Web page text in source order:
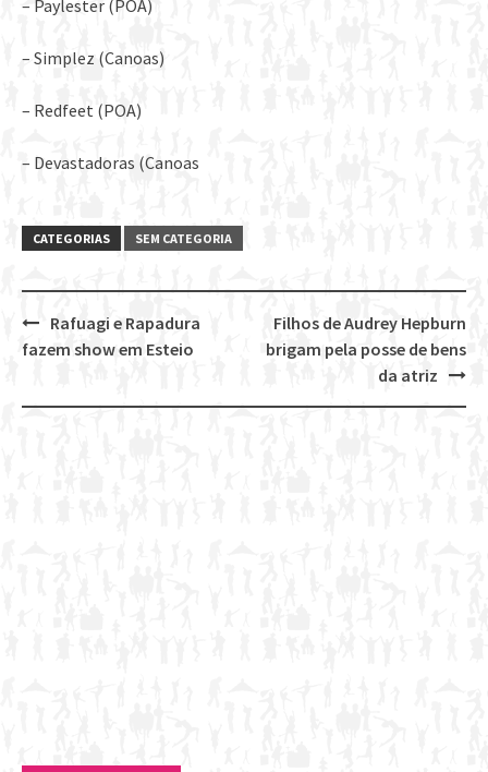
– Paylester (POA)
– Simplez (Canoas)
– Redfeet (POA)
– Devastadoras (Canoas
CATEGORIAS SEM CATEGORIA
Post
Filhos de Audrey Hepburn
brigam pela posse de bens
da atriz
Rafuagi e Rapadura
fazem show em Esteio